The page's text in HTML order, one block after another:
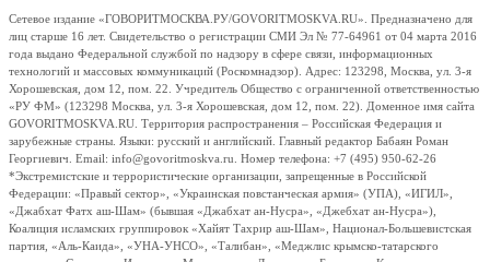
Сетевое издание «ГОВОРИТМОСКВА.РУ/GOVORITMOSKVA.RU». Предназначено для
лиц старше 16 лет. Свидетельство о регистрации СМИ Эл № 77-64961 от 04 марта 2016
года выдано Федеральной службой по надзору в сфере связи, информационных
технологий и массовых коммуникаций (Роскомнадзор). Адрес: 123298, Москва, ул. 3-я
Хорошевская, дом 12, пом. 22. Учредитель Общество с ограниченной ответственностью
«РУ ФМ» (123298 Москва, ул. 3-я Хорошевская, дом 12, пом. 22). Доменное имя сайта
GOVORITMOSKVA.RU. Территория распространения – Российская Федерация и
зарубежные страны. Языки: русский и английский. Главный редактор Бабаян Роман
Георгиевич. Email: info@govoritmoskva.ru. Номер телефона: +7 (495) 950-62-26
*Экстремистские и террористические организации, запрещенные в Российской
Федерации: «Правый сектор», «Украинская повстанческая армия» (УПА), «ИГИЛ»,
«Джабхат Фатх аш-Шам» (бывшая «Джабхат ан-Нусра», «Джебхат ан-Нусра»),
Коалиция исламских группировок «Хайят Тахрир аш-Шам», Национал-Большевистская
партия, «Аль-Каида», «УНА-УНСО», «Талибан», «Меджлис крымско-татарского